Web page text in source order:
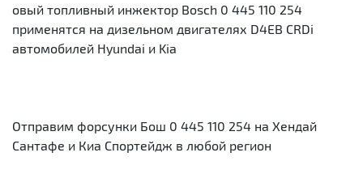
овый топливный инжектор Bosch 0 445 110 254
применятся на дизельном двигателях D4EB CRDi
автомобилей Hyundai и Kia
Отправим форсунки Бош 0 445 110 254 на Хендай
Сантафе и Киа Спортейдж в любой регион